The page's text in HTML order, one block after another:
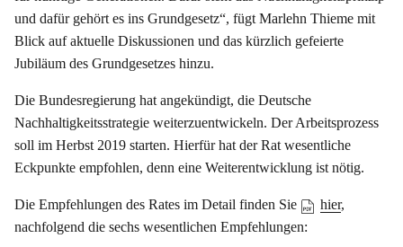
und dafür gehört es ins Grundgesetz“, fügt Marlehn Thieme mit
Blick auf aktuelle Diskussionen und das kürzlich gefeierte
Jubiläum des Grundgesetzes hinzu.
Die Bundesregierung hat angekündigt, die Deutsche
Nachhaltigkeitsstrategie weiterzuentwickeln. Der Arbeitsprozess
soll im Herbst 2019 starten. Hierfür hat der Rat wesentliche
Eckpunkte empfohlen, denn eine Weiterentwicklung ist nötig.
Die Empfehlungen des Rates im Detail finden Sie hier,
nachfolgend die sechs wesentlichen Empfehlungen: